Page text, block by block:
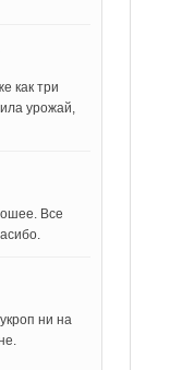
как три
урожай,
Все
ни на